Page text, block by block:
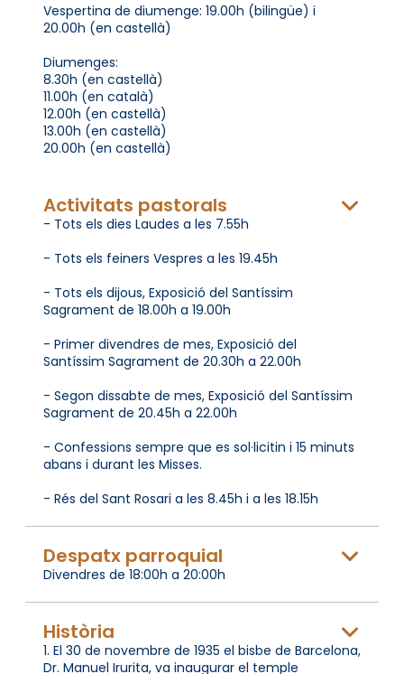
Vespertina de diumenge: 19.00h (bilingüe) i
20.00h (en castellà)
Diumenges:
8.30h (en castellà)
11.00h (en català)
12.00h (en castellà)
13.00h (en castellà)
20.00h (en castellà)
Activitats pastorals
- Tots els dies Laudes a les 7.55h
- Tots els feiners Vespres a les 19.45h
- Tots els dijous, Exposició del Santíssim
Sagrament de 18.00h a 19.00h
- Primer divendres de mes, Exposició del
Santíssim Sagrament de 20.30h a 22.00h
- Segon dissabte de mes, Exposició del Santíssim
Sagrament de 20.45h a 22.00h
- Confessions sempre que es sol·licitin i 15 minuts
abans i durant les Misses.
- Rés del Sant Rosari a les 8.45h i a les 18.15h
Despatx parroquial
Divendres de 18:00h a 20:00h
Història
1. El 30 de novembre de 1935 el bisbe de Barcelona,
Dr. Manuel Irurita, va inaugurar el temple